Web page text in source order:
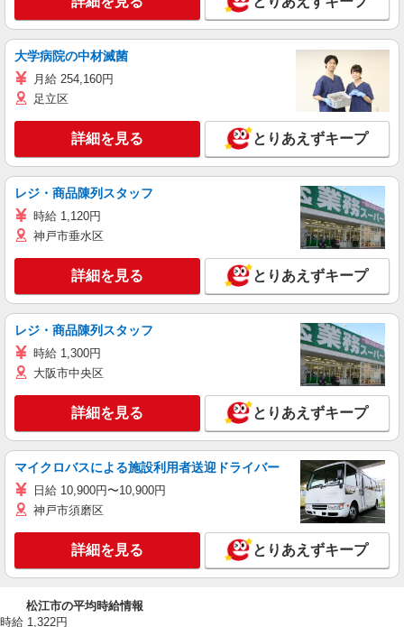
大学病院の中材滅菌
月給 254,160円
足立区
詳細を見る とりあえずキープ
レジ・商品陳列スタッフ
時給 1,120円
神戸市垂水区
詳細を見る とりあえずキープ
レジ・商品陳列スタッフ
時給 1,300円
大阪市中央区
詳細を見る とりあえずキープ
マイクロバスによる施設利用者送迎ドライバー
日給 10,900円〜10,900円
神戸市須磨区
詳細を見る とりあえずキープ
松江市の平均時給情報
時給 1,322円